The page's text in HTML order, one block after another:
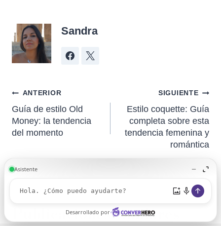
Sandra
ANTERIOR
Guía de estilo Old
Money: la tendencia
del momento
SIGUIENTE
Estilo coquette: Guía
completa sobre esta
tendencia femenina y
romántica
Publicaciones Similares